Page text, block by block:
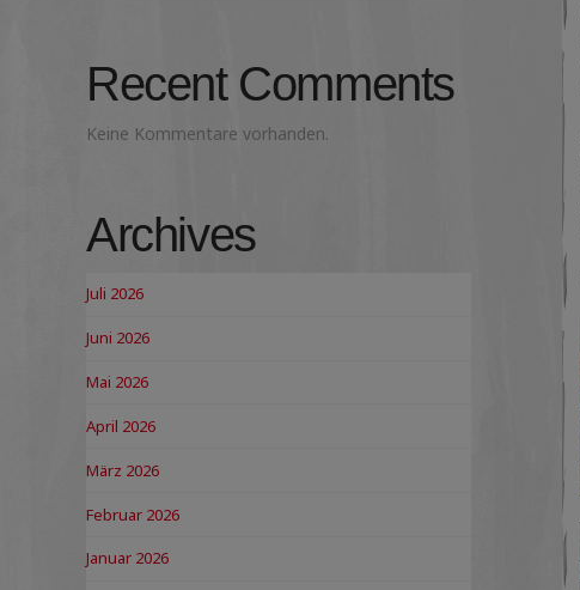
Recent Comments
Keine Kommentare vorhanden.
Archives
Juli 2026
Juni 2026
Mai 2026
April 2026
März 2026
Februar 2026
Januar 2026